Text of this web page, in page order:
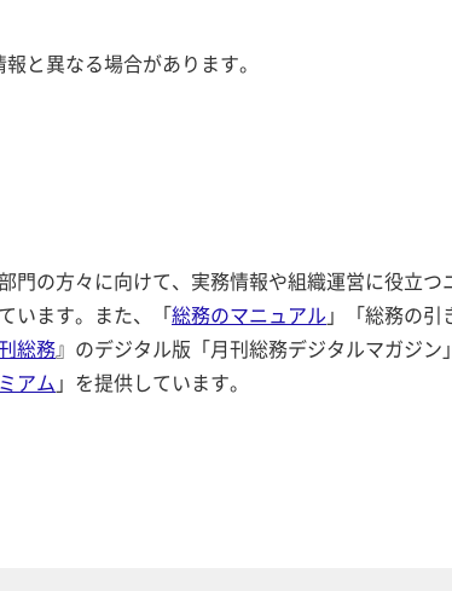
と異なる場合があります。
門の方々に向けて、実務情報や組織運営に役立つ
います。また、「総務のマニュアル 」「総務の引
総務』のデジタル版「月刊総務デジタルマガジン
アム 」を提供しています。